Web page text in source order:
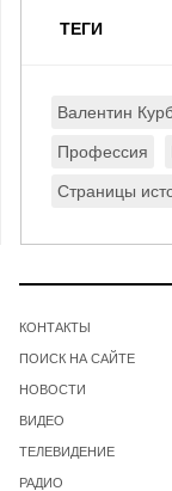
ТЕГИ
Валентин
Профессия
Страницы
КОНТАКТЫ
ПОИСК НА САЙТЕ
НОВОСТИ
ВИДЕО
ТЕЛЕВИДЕНИЕ
РАДИО